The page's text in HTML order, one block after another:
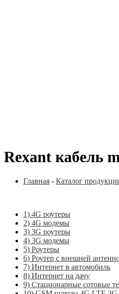
Rexant кабель
Главная - Каталог
1) 4G роутеры
2) 4G модемы
3) 3G роутеры
4) 3G модемы
5) Роутеры
6) Роутер с внешней
7) Интернет в автомобиль
8) Интернет на дачу
9) Стационарные сотовые